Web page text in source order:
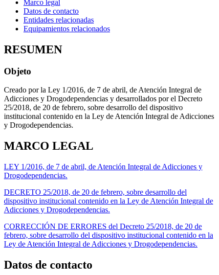
Marco legal
Datos de contacto
Entidades relacionadas
Equipamientos relacionados
RESUMEN
Objeto
Creado por la Ley 1/2016, de 7 de abril, de Atención Integral de
Adicciones y Drogodependencias y desarrollados por el Decreto
25/2018, de 20 de febrero, sobre desarrollo del dispositivo
institucional contenido en la Ley de Atención Integral de Adicciones
y Drogodependencias.
MARCO LEGAL
LEY 1/2016, de 7 de abril, de Atención Integral de Adicciones y
Drogodependencias.
DECRETO 25/2018, de 20 de febrero, sobre desarrollo del
dispositivo institucional contenido en la Ley de Atención Integral de
Adicciones y Drogodependencias.
CORRECCIÓN DE ERRORES del Decreto 25/2018, de 20 de
febrero, sobre desarrollo del dispositivo institucional contenido en la
Ley de Atención Integral de Adicciones y Drogodependencias.
Datos de contacto